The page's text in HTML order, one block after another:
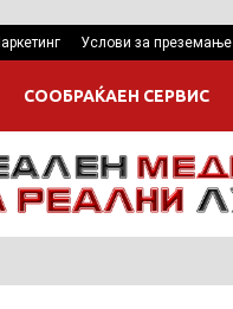
Услови за преземање
СООБРАЌАЕН СЕРВИС